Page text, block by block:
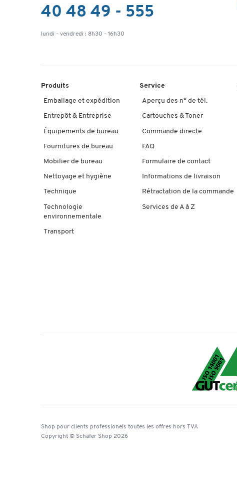
40 48 49 - 555
lundi - vendredi : 8h30 - 16h30
Produits
Emballage et expédition
Entrepôt & Entreprise
Équipements de bureau
Fournitures de bureau
Mobilier de bureau
Nettoyage et hygiène
Technique
Technologie
environnementale
Transport
Service
Aperçu des n° de tél.
Cartouches & Toner
Commande directe
FAQ
Formulaire de contact
Informations de livraison
Rétractation de la commande
Services de A à Z
Shop pour clients professionels toutes les offres hors TVA
Copyright © Schäfer Shop 2026